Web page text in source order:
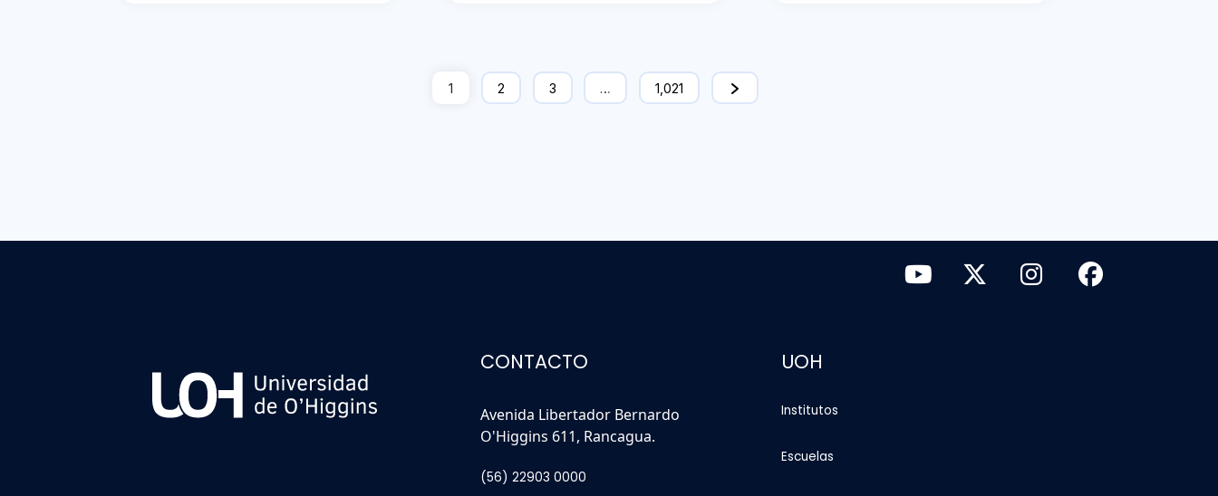
1 2 3 … 1,021
CONTACTO
Avenida Libertador Bernardo
O'Higgins 611, Rancagua.
(56) 22903 0000
UOH
Institutos
Escuelas